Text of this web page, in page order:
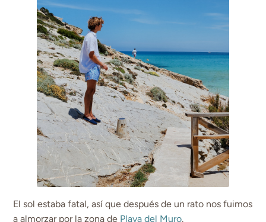
El sol estaba fatal, así que después de un rato nos fuimos
a almorzar por la zona de Playa del Muro.